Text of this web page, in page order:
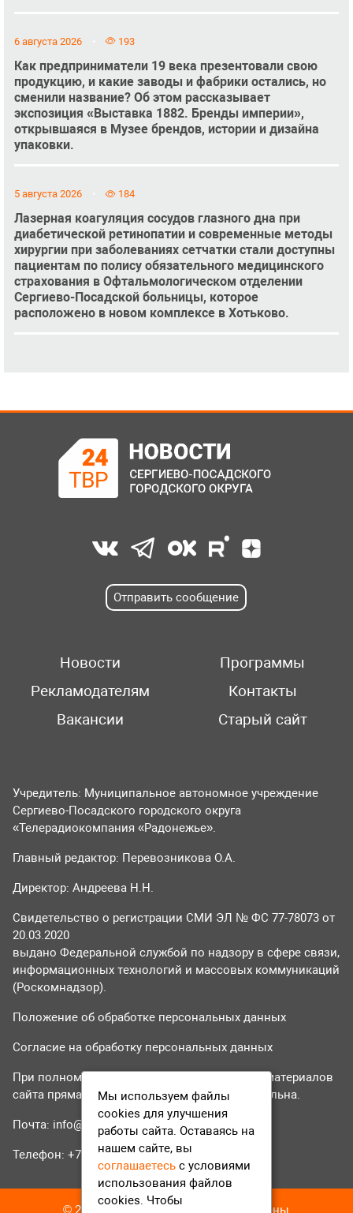
6 августа 2026 193
Как предприниматели 19 века презентовали свою
продукцию, и какие заводы и фабрики остались, но
сменили название? Об этом рассказывает
экспозиция «Выставка 1882. Бренды империи»,
открывшаяся в Музее брендов, истории и дизайна
упаковки.
5 августа 2026 184
Лазерная коагуляция сосудов глазного дна при
диабетической ретинопатии и современные методы
хирургии при заболеваниях сетчатки стали доступны
пациентам по полису обязательного медицинского
страхования в Офтальмологическом отделении
Сергиево-Посадской больницы, которое
расположено в новом комплексе в Хотьково.
Отправить сообщение
Новости
Программы
Рекламодателям
Контакты
Вакансии
Старый сайт
Учредитель: Муниципальное автономное учреждение
Сергиево-Посадского городского округа
«Телерадиокомпания «Радонежье».
Главный редактор: Перевозникова О.А.
Директор: Андреева Н.Н.
Свидетельство о регистрации СМИ ЭЛ № ФС 77-78073 от
20.03.2020
выдано Федеральной службой по надзору в сфере связи,
информационных технологий и массовых коммуникаций
(Роскомнадзор).
Положение об обработке персональных данных
Согласие на обработку персональных данных
При полном или частичном использовании материалов
сайта прямая гиперссылка на tvr24.tv обязательна.
Почта: info@tvr24.tv
Телефон: +7 (496) 551-04-95
© 2016-2023 ТВР24 Все права защищены
Мы используем файлы
cookies для улучшения
работы сайта. Оставаясь на
нашем сайте, вы
соглашаетесь с условиями
использования файлов
cookies. Чтобы